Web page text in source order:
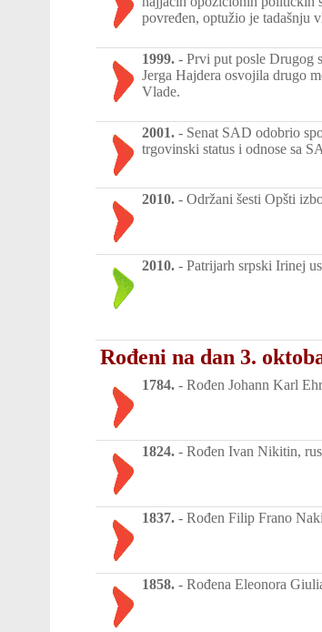
povređen, optužio je tadašnju
1999. - Prvi put posle Drugog
Jerga Hajdera osvojila drugo
Vlade.
2001. - Senat SAD odobrio
trgovinski status i odnose sa
2010. - Održani šesti Opšti
2010. - Patrijarh srpski Irinej
Rođeni na dan 3.
1784. - Rođen Johann Karl
1824. - Rođen Ivan Nikitin,
1837. - Rođen Filip Frano
1858. - Rođena Eleonora